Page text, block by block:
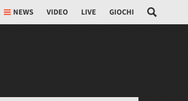
NEWS VIDEO LIVE GIOCHI